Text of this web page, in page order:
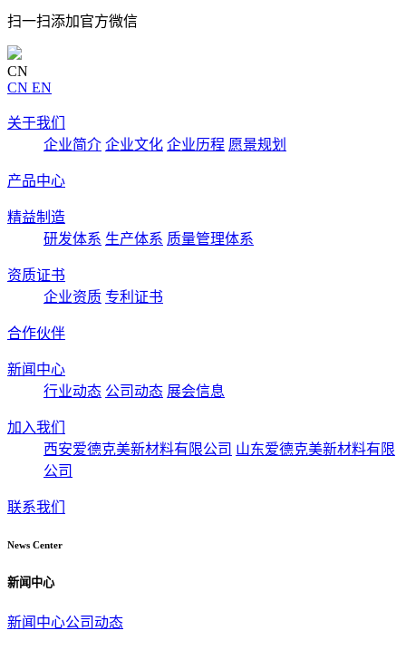
扫一扫添加官方微信
CN
CN EN
关于我们
企业简介 企业文化 企业历程 愿景规划
产品中心
精益制造
研发体系 生产体系 质量管理体系
资质证书
企业资质 专利证书
合作伙伴
新闻中心
行业动态 公司动态 展会信息
加入我们
西安爱德克美新材料有限公司 山东爱德克美新材料有限
公司
联系我们
News Center
新闻中心
新闻中心公司动态